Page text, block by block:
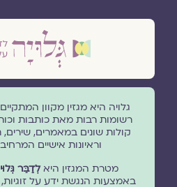
גלויה היא מגזין מקוון
רשומות רבות מאת כותבות
קולות שונים במאמרים, שירים,
וראיונות אישיים
מטרת המגזין היאלְדַבֵּר
באמצעות הנגשת ידע על זוגיות,